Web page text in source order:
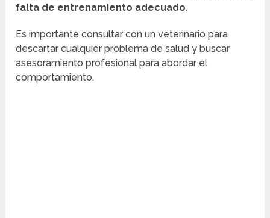
falta de entrenamiento adecuado.
Es importante consultar con un veterinario para
descartar cualquier problema de salud y buscar
asesoramiento profesional para abordar el
comportamiento.